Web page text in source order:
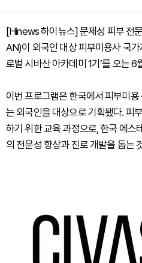
[Hinews 하이뉴스] 문제성 피부 전
AN)이 외국인 대상 피부미용사 국
로벌 시바산 아카데미 1기’를 오는 6
이번 프로그램은 한국에서 피부미
는 외국인을 대상으로 기획됐다. 피
하기 위한 교육 과정으로, 한국 에스
의 전문성 향상과 진로 개발을 돕는